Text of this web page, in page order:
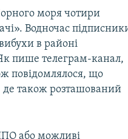
моря чотири
Водночас
в районі
пише телеграм-канал,
повідомлялося, що
де також розташований
або можливі